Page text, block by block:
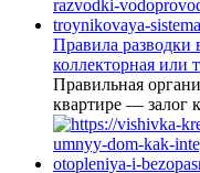
Правила разводки
коллекторная или
Правильная
квартире — залог